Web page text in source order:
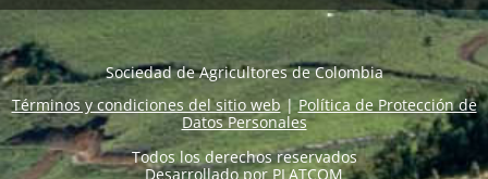
Sociedad de Agricultores de Colombia
Términos y condiciones del sitio web|Política de Protección de
Datos Personales
Todos los derechos reservados
Desarrollado por PLATCOM